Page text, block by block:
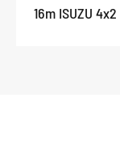
16m ISUZU